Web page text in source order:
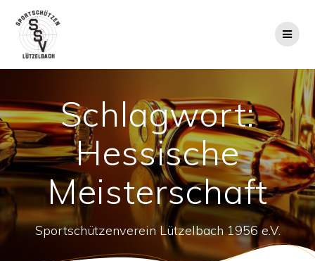
Schlagwort:
Hessische
Meisterschaft
Sportschützenverein Lützelbach 1956 e.V.